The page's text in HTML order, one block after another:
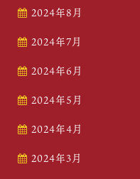
2024年8月
2024年7月
2024年6月
2024年5月
2024年4月
2024年3月